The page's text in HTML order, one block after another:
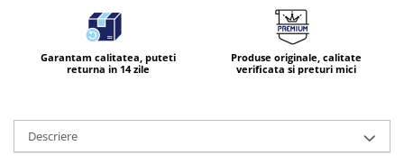
Ingrijire intima
Lotiune de corp
Spuma de baie
Ingrijirea parului
Garantam calitatea, puteti
returna in 14 zile
Produse originale, calitate
verificata si preturi mici
Descriere